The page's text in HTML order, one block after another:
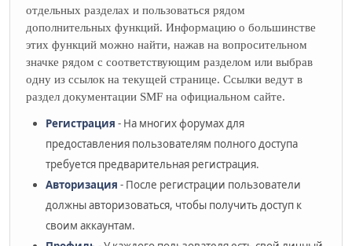
отдельных разделах и пользоваться рядом
дополнительных функций. Информацию о большинстве
этих функций можно найти, нажав на вопросительном
значке рядом с соответствующим разделом или выбрав
одну из ссылок на текущей странице. Ссылки ведут в
раздел документации SMF на официальном сайте.
Регистрация - На многих форумах для
предоставления пользователям полного доступа
требуется предварительная регистрация.
Авторизация - После регистрации пользователи
должны авторизоваться, чтобы получить доступ к
своим аккаунтам.